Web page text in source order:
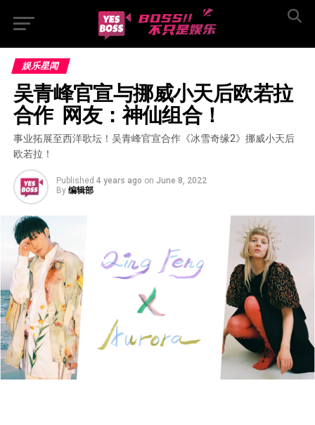
娱乐星闻
吴青峰官宣与挪威小天后欧若拉
合作  网友：神仙组合！
事业拓展至西洋歌坛！吴青峰官宣合作《冰雪奇缘2》挪威小天后
欧若拉！
Published 4 years ago on June 8, 2022
By 编辑部